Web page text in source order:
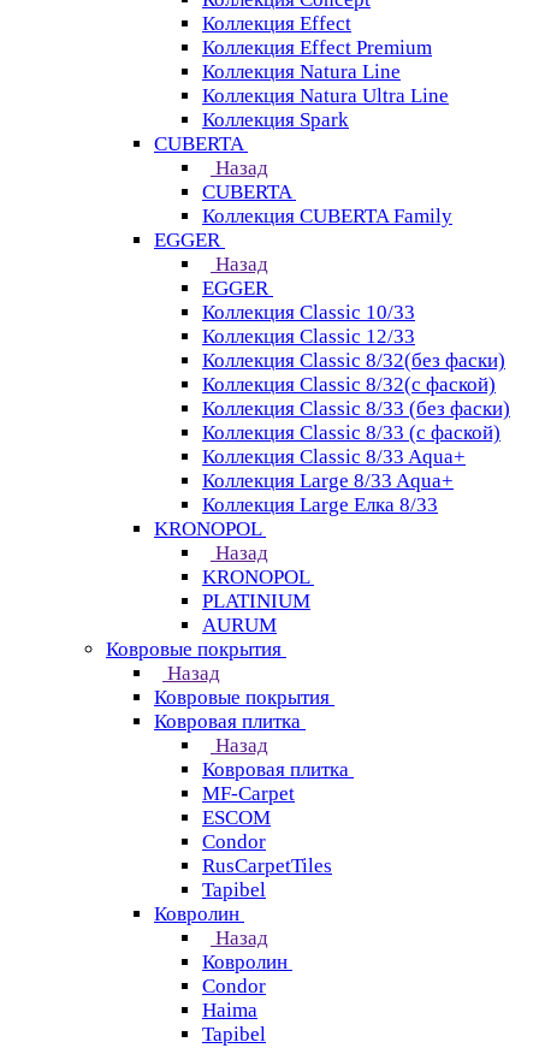
Коллекция Effect
Коллекция Effect Premium
Коллекция Natura Line
Коллекция Natura Ultra Line
Коллекция Spark
CUBERTA
Назад
CUBERTA
Коллекция CUBERTA Family
EGGER
Назад
EGGER
Коллекция Classic 10/33
Коллекция Classic 12/33
Коллекция Classic 8/32(без фаски)
Коллекция Classic 8/32(с фаской)
Коллекция Classic 8/33 (без фаски)
Коллекция Classic 8/33 (с фаской)
Коллекция Classic 8/33 Aqua+
Коллекция Large 8/33 Aqua+
Коллекция Large Елка 8/33
KRONOPOL
Назад
KRONOPOL
PLATINIUM
AURUM
Ковровые покрытия
Назад
Ковровые покрытия
Ковровая плитка
Назад
Ковровая плитка
MF-Carpet
ESCOM
Condor
RusCarpetTiles
Tapibel
Ковролин
Назад
Ковролин
Condor
Haima
Tapibel